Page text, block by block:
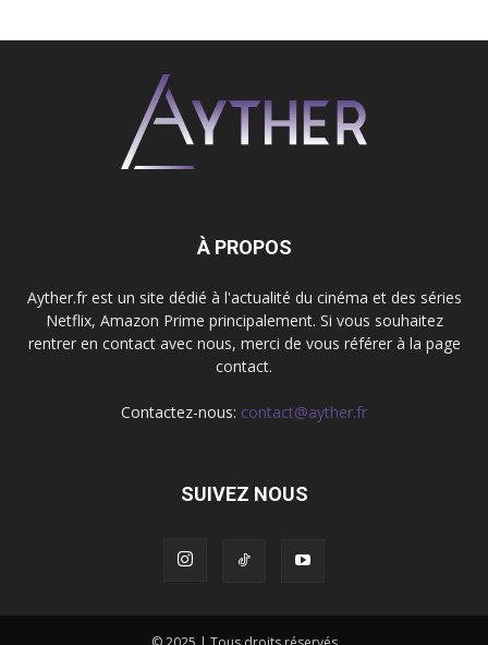
À PROPOS
Ayther.fr est un site dédié à l'actualité du cinéma et des séries
Netflix, Amazon Prime principalement. Si vous souhaitez
rentrer en contact avec nous, merci de vous référer à la page
contact.
Contactez-nous: contact@ayther.fr
SUIVEZ NOUS